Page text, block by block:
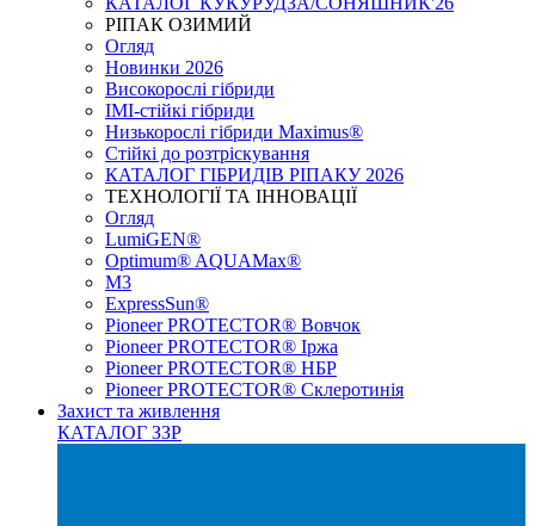
РІПАК ОЗИМИЙ
Огляд
Новинки 2026
Високорослі гібриди
IMI-стійкі гібриди
Низькорослі гібриди Maximus®
Стійкі до розтріскування
КАТАЛОГ ГІБРИДІВ РІПАКУ 2026
ТЕХНОЛОГІЇ ТА ІННОВАЦІЇ
Огляд
LumiGEN®
Optimum® AQUAMax®
М3
ExpressSun®
Pioneer PROTECTOR® Вовчок
Pioneer PROTECTOR® Іржа
Pioneer PROTECTOR® НБР
Pioneer PROTECTOR® Склеротинія
Захист та живлення
КАТАЛОГ ЗЗР